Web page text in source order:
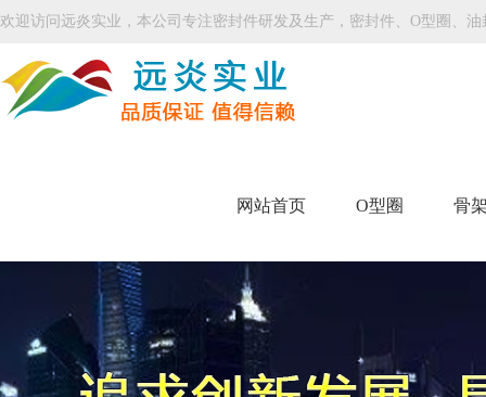
欢迎访问远炎实业，本公司专注密封件研发及生产，密封件、O型圈、
网站首页 O型圈 骨